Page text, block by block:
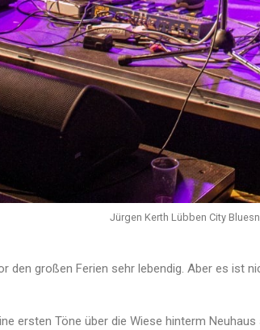
Jürgen Kerth Lübben City
den großen Ferien sehr lebendig. Aber es ist
ersten Töne über die Wiese hinterm